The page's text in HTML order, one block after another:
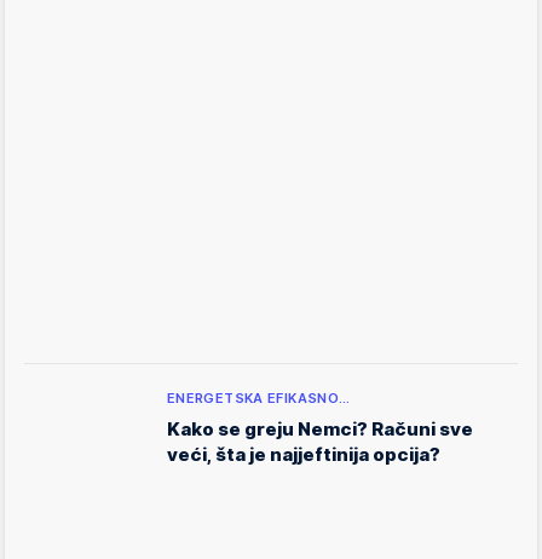
ENERGETSKA EFIKASNO…
Kako se greju Nemci? Računi sve
veći, šta je najjeftinija opcija?